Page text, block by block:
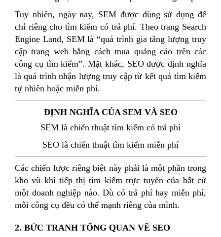
Tuy nhiên, ngày nay, SEM được dùng sử dụng để
chỉ riêng cho tìm kiếm có trả phí. Theo trang Search
Engine Land, SEM là “quá trình gia tăng lượng truy
cập trang web bằng cách mua quảng cáo trên các
công cụ tìm kiếm”. Mặt khác, SEO được định nghĩa
là quá trình nhận lượng truy cập từ kết quả tìm kiếm
tự nhiên hoặc miễn phí.
ĐỊNH NGHĨA CỦA SEM VÀ SEO
SEM là chiến thuật tìm kiếm có trả phí
SEO là chiến thuật tìm kiếm miễn phí
Các chiến lược riêng biệt này phải là một phần trong
kho vũ khí tiếp thị tìm kiếm trực tuyến của bất cứ
một doanh nghiệp nào. Dù có trả phí hay miễn phí,
mỗi công cụ đều có thế mạnh riêng của mình.
2. BỨC TRANH TỔNG QUAN VỀ SEO